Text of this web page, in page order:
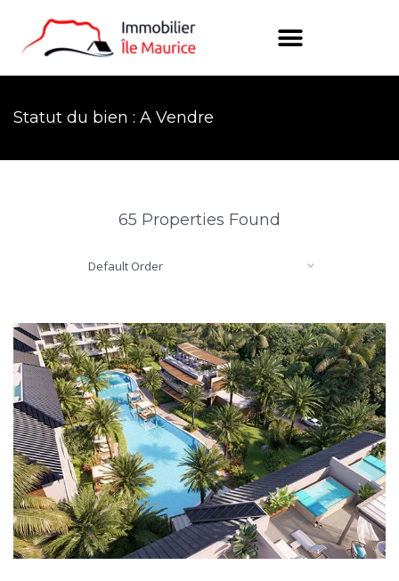
Statut du bien : A Vendre
65 Properties Found
Default Order